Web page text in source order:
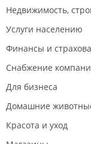
Недвижимость,
Услуги населению
Финансы и
Снабжение
Для бизнеса
Домашние
Красота и уход